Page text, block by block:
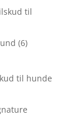
til
(6)
til hunde